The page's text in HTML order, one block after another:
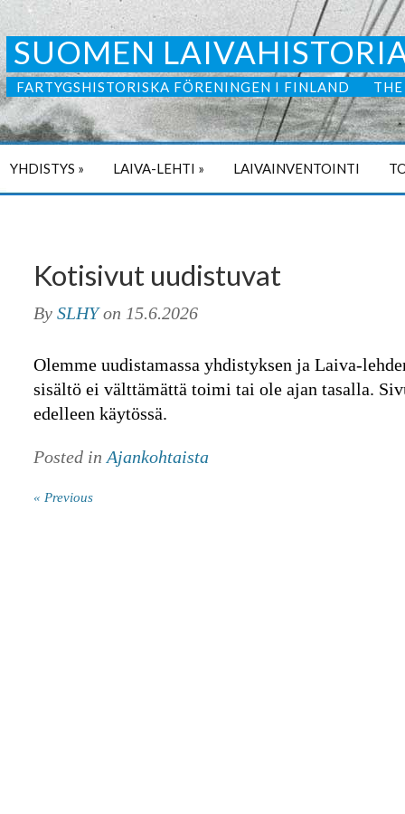
SUOMEN
FARTYGSHISTORISKA FÖRENINGEN I FINLAND
YHDISTYS » LAIVA-LEHTI » LAIVAINVENTOINTI
Kotisivut uudistuvat
By SLHYon 15.6.2026
Olemme uudistamassa yhdistyksen ja Laiva-
sisältö ei välttämättä toimi tai ole ajan tasalla.
edelleen käytössä.
Posted in Ajankohtaista
« Previous